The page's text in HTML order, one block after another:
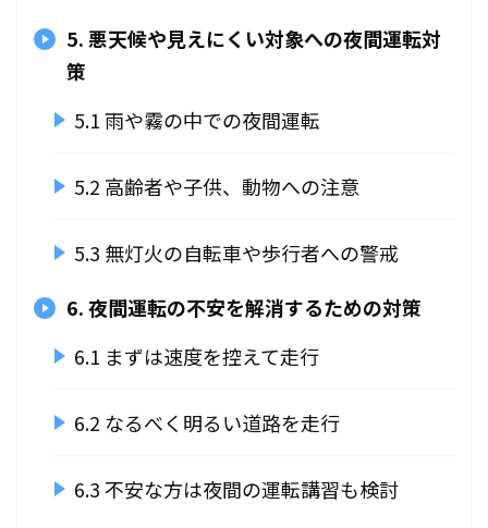
5. 悪天候や見えにくい対象への夜間運転対
策
5.1 雨や霧の中での夜間運転
5.2 高齢者や子供、動物への注意
5.3 無灯火の自転車や歩行者への警戒
6. 夜間運転の不安を解消するための対策
6.1 まずは速度を控えて走行
6.2 なるべく明るい道路を走行
6.3 不安な方は夜間の運転講習も検討